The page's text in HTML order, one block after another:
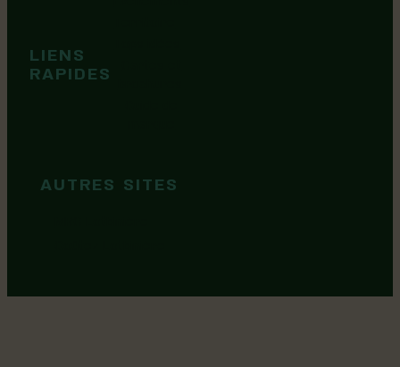
LIENS
RAPIDES
AUTRES SITES